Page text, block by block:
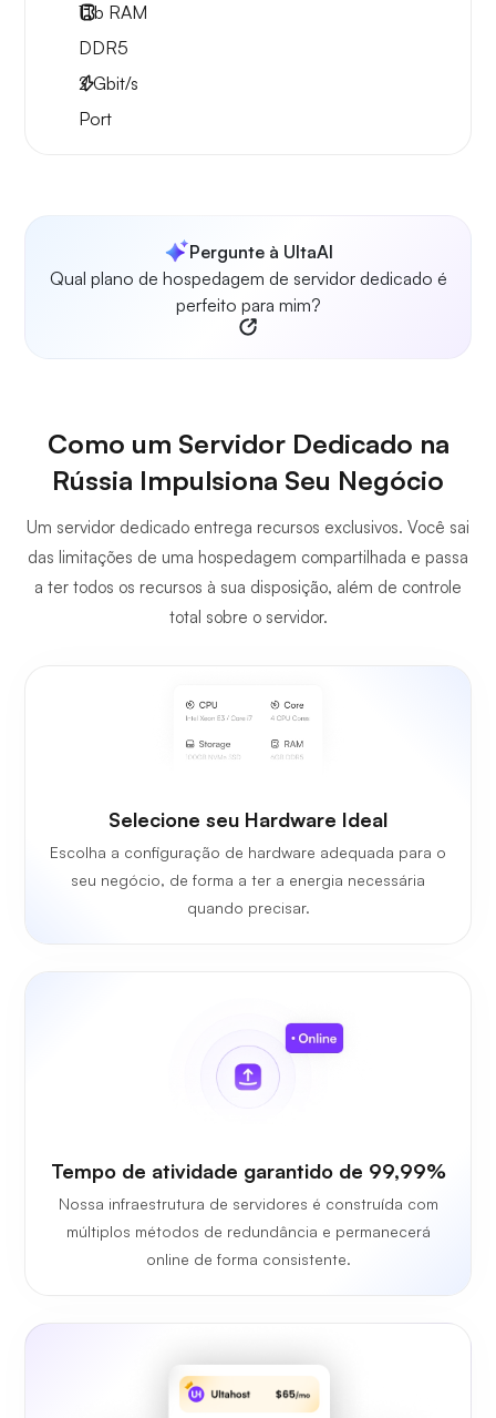
1Tb RAM
DDR5
2Gbit/s
Port
Pergunte à UltaAI
Qual plano de hospedagem de servidor dedicado é
perfeito para mim?
Como um Servidor Dedicado na
Rússia Impulsiona Seu Negócio
Um servidor dedicado entrega recursos exclusivos. Você sai
das limitações de uma hospedagem compartilhada e passa
a ter todos os recursos à sua disposição, além de controle
total sobre o servidor.
Selecione seu Hardware Ideal
Escolha a configuração de hardware adequada para o
seu negócio, de forma a ter a energia necessária
quando precisar.
Tempo de atividade garantido de 99,99%
Nossa infraestrutura de servidores é construída com
múltiplos métodos de redundância e permanecerá
online de forma consistente.